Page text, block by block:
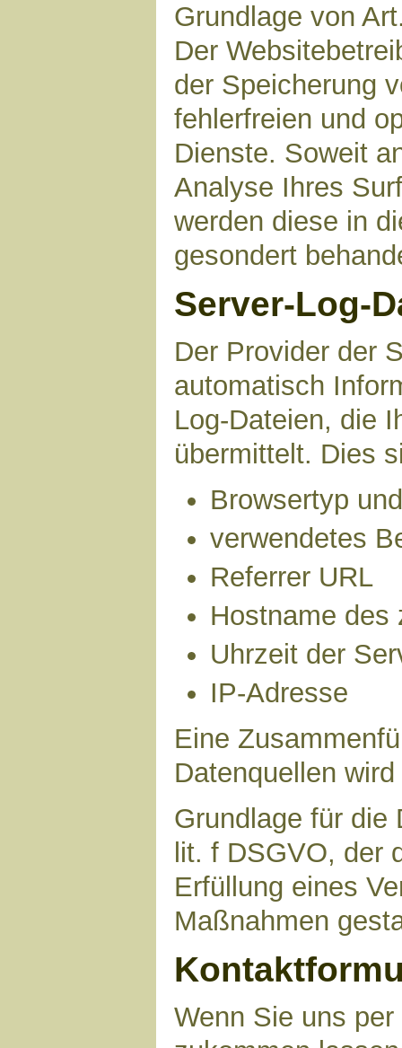
Grundlage von
Der
der Speicherung
fehlerfreien und
Dienste. Soweit
Analyse Ihres
werden diese in
gesondert
Server-Log-
Der Provider der
automatisch
Log-Dateien, die
übermittelt. Dies
Browsertyp
verwendetes
Referrer URL
Hostname des
Uhrzeit der
IP-Adresse
Eine
Datenquellen
Grundlage für die
lit. f DSGVO, der
Erfüllung eines
Maßnahmen
Wenn Sie uns